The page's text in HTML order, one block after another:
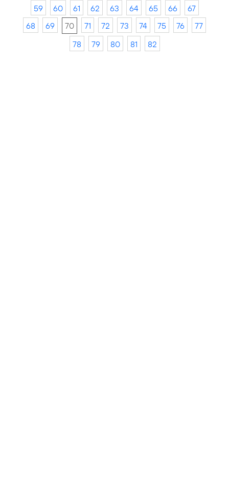
59
60 61 62 63 64 65 66
67
68
69 70 71 72 73 74 75 76
77
78
79 80 81 82